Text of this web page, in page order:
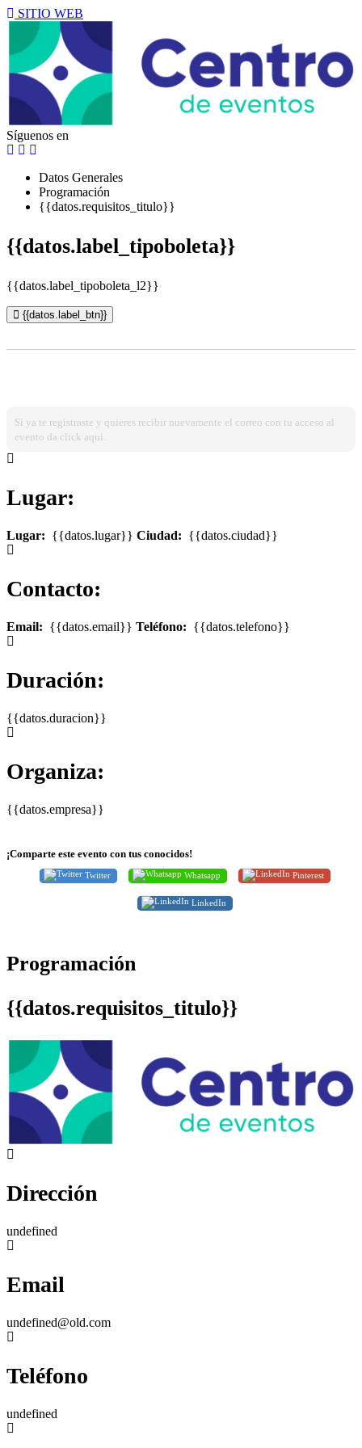
SITIO WEB
Síguenos en
Datos Generales
Programación
{{datos.requisitos_titulo}}
{{datos.label_tipoboleta}}
{{datos.label_tipoboleta_l2}}
{{datos.label_btn}}
Si ya te registraste y quieres recibir nuevamente el correo con tu acceso al
evento da click aqui.
Lugar:
Lugar: {{datos.lugar}} Ciudad: {{datos.ciudad}}
Contacto:
Email: {{datos.email}} Teléfono: {{datos.telefono}}
Duración:
{{datos.duracion}}
Organiza:
{{datos.empresa}}
¡Comparte este evento con tus conocidos!
Twitter Whatsapp Pinterest
LinkedIn
Programación
{{datos.requisitos_titulo}}
Dirección
undefined
Email
undefined@old.com
Teléfono
undefined